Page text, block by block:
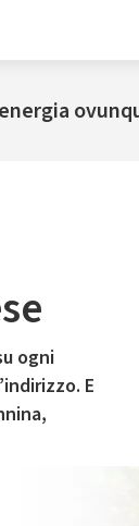
ogni
E